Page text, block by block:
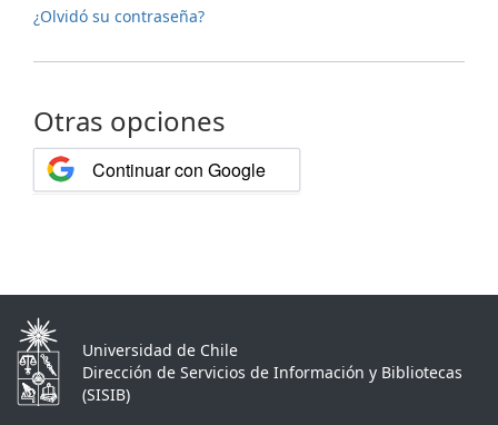
¿Olvidó su contraseña?
Otras opciones
Continuar con Google
Universidad de Chile
Dirección de Servicios de Información y Bibliotecas
(SISIB)